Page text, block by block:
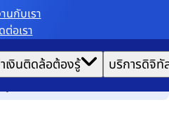
นกับเรา
ต่อเรา
เงินติดล้อต้องรู้ บริการดิจิทั
บคู่ “คน × AI” ให้เป็นตัวขับเคลื่อนนวัตกรรมและ
มอบประสบการณ์การใช้งานเว็บไซต์ที่ดีที่สุดให้
ยอมรับคุกกี้ทั้งหมด